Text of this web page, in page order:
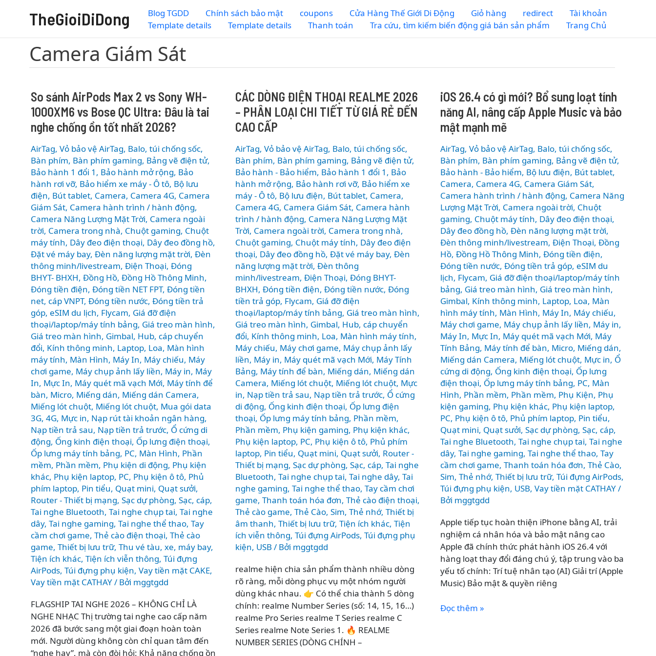
TheGioiDiDong Blog TGDD Chính sách bảo mật coupons Cửa Hàng Thế Giới Di Động Giỏ hàng redirect
Tài khoản
Template details
Template details Thanh toán Tra cứu, tìm kiếm biến động giá bán sản phẩm Trang Chủ
Camera Giám Sát
So sánh AirPods Max 2 vs Sony WH-
1000XM6 vs Bose QC Ultra: Đâu là tai
nghe chống ồn tốt nhất 2026?
AirTag, Vỏ bảo vệ AirTag, Balo, túi chống sốc,
Bàn phím, Bàn phím gaming, Bảng vẽ điện tử,
Bảo hành 1 đổi 1 , Bảo hành mở rộng, Bảo
hành rơi vỡ, Bảo hiểm xe máy - Ô tô, Bộ lưu
điện, Bút tablet, Camera, Camera 4G, Camera
Giám Sát, Camera hành trình / hành động,
Camera Năng Lượng Mặt Trời, Camera ngoài
trời, Camera trong nhà, Chuột gaming, Chuột
máy tính, Dây đeo điện thoại, Dây đeo đồng hồ,
Đặt vé máy bay, Đèn năng lượng mặt trời, Đèn
thông minh/livestream, Điện Thoại, Đóng
BHYT- BHXH, Đồng Hồ, Đồng Hồ Thông Minh,
Đóng tiền điện, Đóng tiền NET FPT, Đóng tiền
net, cáp VNPT, Đóng tiền nước, Đóng tiền trả
góp, eSIM du lịch, Flycam, Giá đỡ điện
thoại/laptop/máy tính bảng, Giá treo màn hình,
Giá treo màn hình, Gimbal, Hub, cáp chuyển
đổi, Kính thông minh, Laptop, Loa, Màn hình
máy tính, Màn Hình, Máy In, Máy chiếu, Máy
chơi game, Máy chụp ảnh lấy liền, Máy in, Máy
In, Mực In, Máy quét mã vạch Mới, Máy tính để
bàn, Micro, Miếng dán, Miếng dán Camera,
Miếng lót chuột, Miếng lót chuột, Mua gói data
3G, 4G, Mực in, Nạp rút tài khoản ngân hàng,
Nạp tiền trả sau, Nạp tiền trả trước, Ổ cứng di
động, Ống kinh điện thoại, Ốp lưng điện thoại,
Ốp lưng máy tính bảng, PC, Màn Hình, Phần
mềm, Phần mềm, Phụ kiện di động, Phụ kiện
khác, Phụ kiện laptop, PC, Phụ kiện ô tô, Phủ
phím laptop, Pin tiểu, Quạt mini, Quạt sưởi,
Router - Thiết bị mạng, Sạc dự phòng, Sạc, cáp,
Tai nghe Bluetooth, Tai nghe chụp tai, Tai nghe
dây, Tai nghe gaming, Tai nghe thể thao, Tay
cầm chơi game, Thẻ cào điện thoại, Thẻ cào
game, Thiết bị lưu trữ, Thu vé tàu, xe, máy bay,
Tiện ích khác, Tiện ích viễn thông, Túi đựng
AirPods, Túi đựng phụ kiện, Vay tiền mặt CAKE,
Vay tiền mặt CATHAY/ Bởi mggtgdd
FLAGSHIP TAI NGHE 2026 – KHÔNG CHỈ LÀ
NGHE NHẠC Thị trường tai nghe cao cấp năm
2026 đã bước sang một giai đoạn hoàn toàn
mới. Người dùng không còn chỉ quan tâm đến
“nghe hay”, mà còn đòi hỏi: Khả năng chống ồn
CÁC DÒNG ĐIỆN THOẠI REALME 2026
– PHÂN LOẠI CHI TIẾT TỪ GIÁ RẺ ĐẾN
CAO CẤP
AirTag, Vỏ bảo vệ AirTag, Balo, túi chống sốc,
Bàn phím, Bàn phím gaming, Bảng vẽ điện tử,
Bảo hành - Bảo hiểm, Bảo hành 1 đổi 1 , Bảo
hành mở rộng, Bảo hành rơi vỡ, Bảo hiểm xe
máy - Ô tô, Bộ lưu điện, Bút tablet, Camera,
Camera 4G, Camera Giám Sát, Camera hành
trình / hành động, Camera Năng Lượng Mặt
Trời, Camera ngoài trời, Camera trong nhà,
Chuột gaming, Chuột máy tính, Dây đeo điện
thoại, Dây đeo đồng hồ,Đặt vé máy bay,Đèn
năng lượng mặt trời,Đèn thông
minh/livestream,Điện Thoại,Đóng BHYT-
BHXH,Đóng tiền điện,Đóng tiền nước,Đóng
tiền trả góp, Flycam, Giá đỡ điện
thoại/laptop/máy tính bảng, Giá treo màn hình,
Giá treo màn hình, Gimbal, Hub, cáp chuyển
đổi, Kính thông minh, Loa, Màn hình máy tính,
Máy chiếu, Máy chơi game, Máy chụp ảnh lấy
liền, Máy in, Máy quét mã vạch Mới, Máy Tính
Bảng, Máy tính để bàn, Miếng dán, Miếng dán
Camera, Miếng lót chuột, Miếng lót chuột, Mực
in, Nạp tiền trả sau, Nạp tiền trả trước, Ổ cứng
di động, Ống kinh điện thoại, Ốp lưng điện
thoại, Ốp lưng máy tính bảng, Phần mềm,
Phần mềm, Phụ kiện gaming, Phụ kiện khác,
Phụ kiện laptop, PC, Phụ kiện ô tô, Phủ phím
laptop, Pin tiểu, Quạt mini, Quạt sưởi, Router -
Thiết bị mạng,Sạc dự phòng,Sạc, cáp,Tai nghe
Bluetooth,Tai nghe chụp tai,Tai nghe dây,Tai
nghe gaming,Tai nghe thể thao,Tay cầm chơi
game,Thanh toán hóa đơn,Thẻ cào điện thoại,
Thẻ cào game,Thẻ Cào, Sim,Thẻ nhớ,Thiết bị
âm thanh,Thiết bị lưu trữ,Tiện ích khác,Tiện
ích viễn thông,Túi đựng AirPods,Túi đựng phụ
kiện, USB/ Bởi mggtgdd
realme hiện chia sản phẩm thành nhiều dòng
rõ ràng, mỗi dòng phục vụ một nhóm người
dùng khác nhau. 👉 Có thể chia thành 5 dòng
chính: realme Number Series (số: 14, 15, 16…)
realme Pro Series realme T Series realme C
Series realme Note Series 1. 🔥 REALME
NUMBER SERIES (DÒNG CHÍNH –
iOS 26.4 có gì mới? Bổ sung loạt tính
năng AI, nâng cấp Apple Music và bảo
mật mạnh mẽ
AirTag, Vỏ bảo vệ AirTag, Balo, túi chống sốc,
Bàn phím, Bàn phím gaming, Bảng vẽ điện tử,
Bảo hành - Bảo hiểm, Bộ lưu điện, Bút tablet,
Camera, Camera 4G, Camera Giám Sát,
Camera hành trình / hành động, Camera Năng
Lượng Mặt Trời, Camera ngoài trời, Chuột
gaming, Chuột máy tính, Dây đeo điện thoại,
Dây đeo đồng hồ, Đèn năng lượng mặt trời,
Đèn thông minh/livestream, Điện Thoại, Đồng
Hồ, Đồng Hồ Thông Minh, Đóng tiền điện,
Đóng tiền nước, Đóng tiền trả góp, eSIM du
lịch, Flycam, Giá đỡ điện thoại/laptop/máy tính
bảng, Giá treo màn hình, Giá treo màn hình,
Gimbal, Kính thông minh, Laptop, Loa, Màn
hình máy tính, Màn Hình, Máy In, Máy chiếu,
Máy chơi game, Máy chụp ảnh lấy liền, Máy in,
Máy In, Mực In, Máy quét mã vạch Mới, Máy
Tính Bảng, Máy tính để bàn, Micro, Miếng dán,
Miếng dán Camera, Miếng lót chuột, Mực in, Ổ
cứng di động, Ống kinh điện thoại, Ốp lưng
điện thoại, Ốp lưng máy tính bảng, PC, Màn
Hình, Phần mềm, Phần mềm, Phụ Kiện, Phụ
kiện gaming, Phụ kiện khác, Phụ kiện laptop,
PC, Phụ kiện ô tô, Phủ phím laptop, Pin tiểu,
Quạt mini, Quạt sưởi, Sạc dự phòng, Sạc, cáp,
Tai nghe Bluetooth, Tai nghe chụp tai, Tai nghe
dây, Tai nghe gaming, Tai nghe thể thao, Tay
cầm chơi game, Thanh toán hóa đơn, Thẻ Cào,
Sim, Thẻ nhớ, Thiết bị lưu trữ, Túi đựng AirPods,
Túi đựng phụ kiện, USB, Vay tiền mặt CATHAY/
Bởi mggtgdd
Apple tiếp tục hoàn thiện iPhone bằng AI, trải
nghiệm cá nhân hóa và bảo mật nâng cao
Apple đã chính thức phát hành iOS 26.4 với
hàng loạt thay đổi đáng chú ý, tập trung vào ba
yếu tố chính: Trí tuệ nhân tạo (AI) Giải trí (Apple
Music) Bảo mật & quyền riêng
iOS
Đọc thêm »